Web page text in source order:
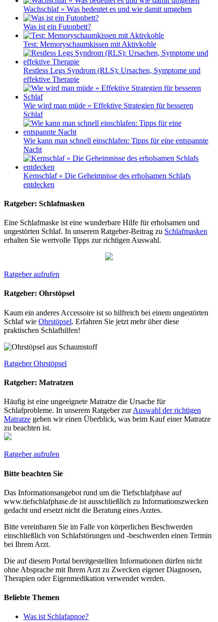
Wachschlaf » Was bedeutet es und wie damit umgehen
Was ist ein Futonbett?
Test: Memoryschaumkissen mit Aktivkohle
Restless Legs Syndrom (RLS): Ursachen, Symptome und
effektive Therapie
Wie wird man müde » Effektive Strategien für besseren
Schlaf
Wie kann man schnell einschlafen: Tipps für eine entspannte
Nacht
Kernschlaf » Die Geheimnisse des erholsamen Schlafs
entdecken
Ratgeber: Schlafmasken
Eine Schlafmaske ist eine wunderbare Hilfe für erholsamen und
ungestörten Schlaf. In unserem Ratgeber-Beitrag zu Schlafmasken
erhalten Sie wertvolle Tipps zur richtigen Auswahl.
Ratgeber aufrufen
Ratgeber: Ohrstöpsel
Kaum ein anderes Accessoire ist so hilfreich bei einem ungestörten
Schlaf wie Ohrstöpsel. Erfahren Sie jetzt mehr über diese
praktischen Schlafhilfen!
Ratgeber Ohrstöpsel
Ratgeber: Matratzen
Häufig ist eine ungeeignete Matratze die Ursache für
Schlafprobleme. In unserem Ratgeber zurAuswahl der richtigen
Matratze geben wir einen Überblick, was beim Kauf einer Matratze
zu beachten ist.
Ratgeber aufrufen
Bitte beachten Sie
Das Informationsangebot rund um die Tiefschlafphase auf
www.tiefschlafphase.de ist ausschließlich zu Informationszwecken
gedacht und ersetzt nicht die Beratung eines Arztes.
Bitte vereinbaren Sie im Falle von körperlichen Beschwerden
einschließlich von Schlafstörungen und -beschwerden einen Termin
bei Ihrem Arzt.
Die auf diesem Portal bereitgestellten Informationen dürfen nicht
ohne Absprache mit Ihrem Arzt zu Zwecken eigener Diagnosen,
Therapien oder Eigenmedikation verwendet werden.
Beliebte Themen
Was ist Schlafapnoe?